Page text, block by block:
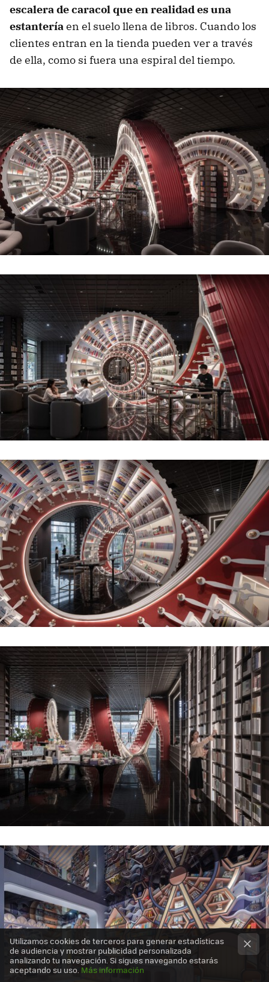
escalera de caracol que en realidad es una
estanteríaen el suelo llena de libros. Cuando los
clientes entran en la tienda pueden ver a través
de ella, como si fuera una espiral del tiempo.
Utilizamos cookies de terceros para generar estadísticas
de audiencia y mostrar publicidad personalizada
analizando tu navegación. Si sigues navegando estarás
aceptando su uso. Más información